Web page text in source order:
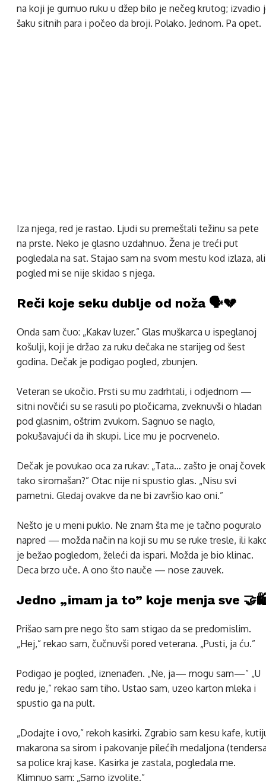
na koji je gurnuo ruku u džep bilo je nečeg krutog; izvadio
šaku sitnih para i počeo da broji. Polako. Jednom. Pa opet.
Iza njega, red je rastao. Ljudi su premeštali težinu sa pete
na prste. Neko je glasno uzdahnuo. Žena je treći put
pogledala na sat. Stajao sam na svom mestu kod izlaza, ali
pogled mi se nije skidao s njega.
Reči koje seku dublje od noža 🗣️💔
Onda sam čuo: „Kakav luzer.” Glas muškarca u ispeglanoj
košulji, koji je držao za ruku dečaka ne starijeg od šest
godina. Dečak je podigao pogled, zbunjen.
Veteran se ukočio. Prsti su mu zadrhtali, i odjednom —
sitni novčići su se rasuli po pločicama, zveknuvši o hladan
pod glasnim, oštrim zvukom. Sagnuo se naglo,
pokušavajući da ih skupi. Lice mu je pocrvenelo.
Dečak je povukao oca za rukav: „Tata… zašto je onaj čovek
tako siromašan?” Otac nije ni spustio glas. „Nisu svi
pametni. Gledaj ovakve da ne bi završio kao oni.”
Nešto je u meni puklo. Ne znam šta me je tačno poguralo
napred — možda način na koji su mu se ruke tresle, ili
je bežao pogledom, želeći da ispari. Možda je bio klinac.
Deca brzo uče. A ono što nauče — nose zauvek.
Jedno „imam ja to” koje menja sve
Prišao sam pre nego što sam stigao da se predomislim.
„Hej,” rekao sam, čučnuvši pored veterana. „Pusti, ja ću.”
Podigao je pogled, iznenađen. „Ne, ja— mogu sam—” „U
redu je,” rekao sam tiho. Ustao sam, uzeo karton mleka i
spustio ga na pult.
„Dodajte i ovo,” rekoh kasirki. Zgrabio sam kesu kafe,
makarona sa sirom i pakovanje pilećih medaljona
sa police kraj kase. Kasirka je zastala, pogledala me.
Klimnuo sam: „Samo izvolite.”